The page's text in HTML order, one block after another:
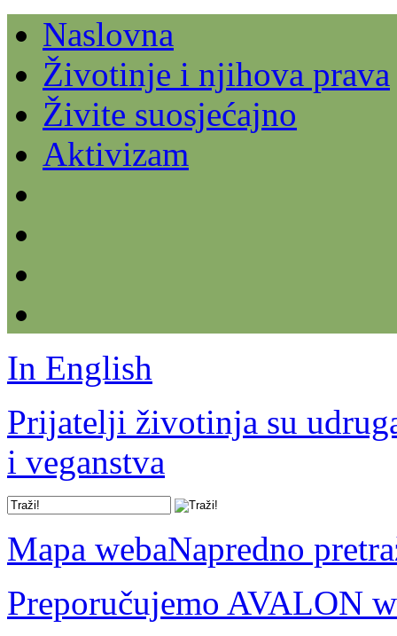
Naslovna
Životinje i njihova prava
Živite suosjećajno
Aktivizam
In English
Prijatelji životinja su
i veganstva
Mapa webaNapredno
Preporučujemo AVALON